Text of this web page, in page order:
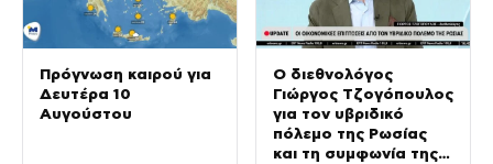
Πρόγνωση καιρού για
Δευτέρα 10
Αυγούστου
Ο διεθνολόγος
Γιώργος Τζογόπουλος
για τον υβριδικό
πόλεμο της Ρωσίας
και τη συμφωνία της